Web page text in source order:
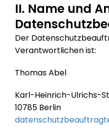
II. Name und
Der
Verantwortlichen ist:
Thomas Abel
Karl-Heinrich-Ulrichs-
10785 Berlin